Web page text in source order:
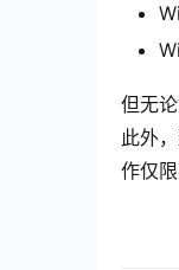
但无
此外
作仅